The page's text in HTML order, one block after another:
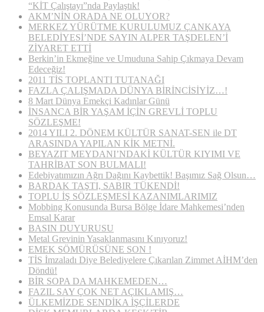
“KİT Çalıştayı”nda Paylaştık!
AKM’NİN ORADA NE OLUYOR?
MERKEZ YÜRÜTME KURULUMUZ ÇANKAYA
BELEDİYESİ’NDE SAYIN ALPER TAŞDELEN’İ
ZİYARET ETTİ
Berkin’in Ekmeğine ve Umuduna Sahip Çıkmaya Devam
Edeceğiz!
2011 TİS TOPLANTI TUTANAĞI
FAZLA ÇALIŞMADA DÜNYA BİRİNCİSİYİZ…!
8 Mart Dünya Emekçi Kadınlar Günü
İNSANCA BİR YAŞAM İÇİN GREVLİ TOPLU
SÖZLEŞME!
2014 YILI 2. DÖNEM KÜLTÜR SANAT-SEN ile DT
ARASINDA YAPILAN KİK METNİ.
BEYAZIT MEYDANI’NDAKİ KÜLTÜR KIYIMI VE
TAHRİBAT SON BULMALI!
Edebiyatımızın Ağrı Dağını Kaybettik! Başımız Sağ Olsun…
BARDAK TAŞTI, SABIR TÜKENDİ!
TOPLU İŞ SÖZLEŞMESİ KAZANIMLARIMIZ
Mobbing Konusunda Bursa Bölge İdare Mahkemesi’nden
Emsal Karar
BASIN DUYURUSU
Metal Grevinin Yasaklanmasını Kınıyoruz!
EMEK SÖMÜRÜSÜNE SON !
TİS İmzaladı Diye Belediyelere Çıkarılan Zimmet AİHM’den
Döndü!
BİR SOPA DA MAHKEMEDEN…
FAZIL SAY ÇOK NET AÇIKLAMIŞ…
ÜLKEMİZDE SENDİKA İŞÇİLERDE